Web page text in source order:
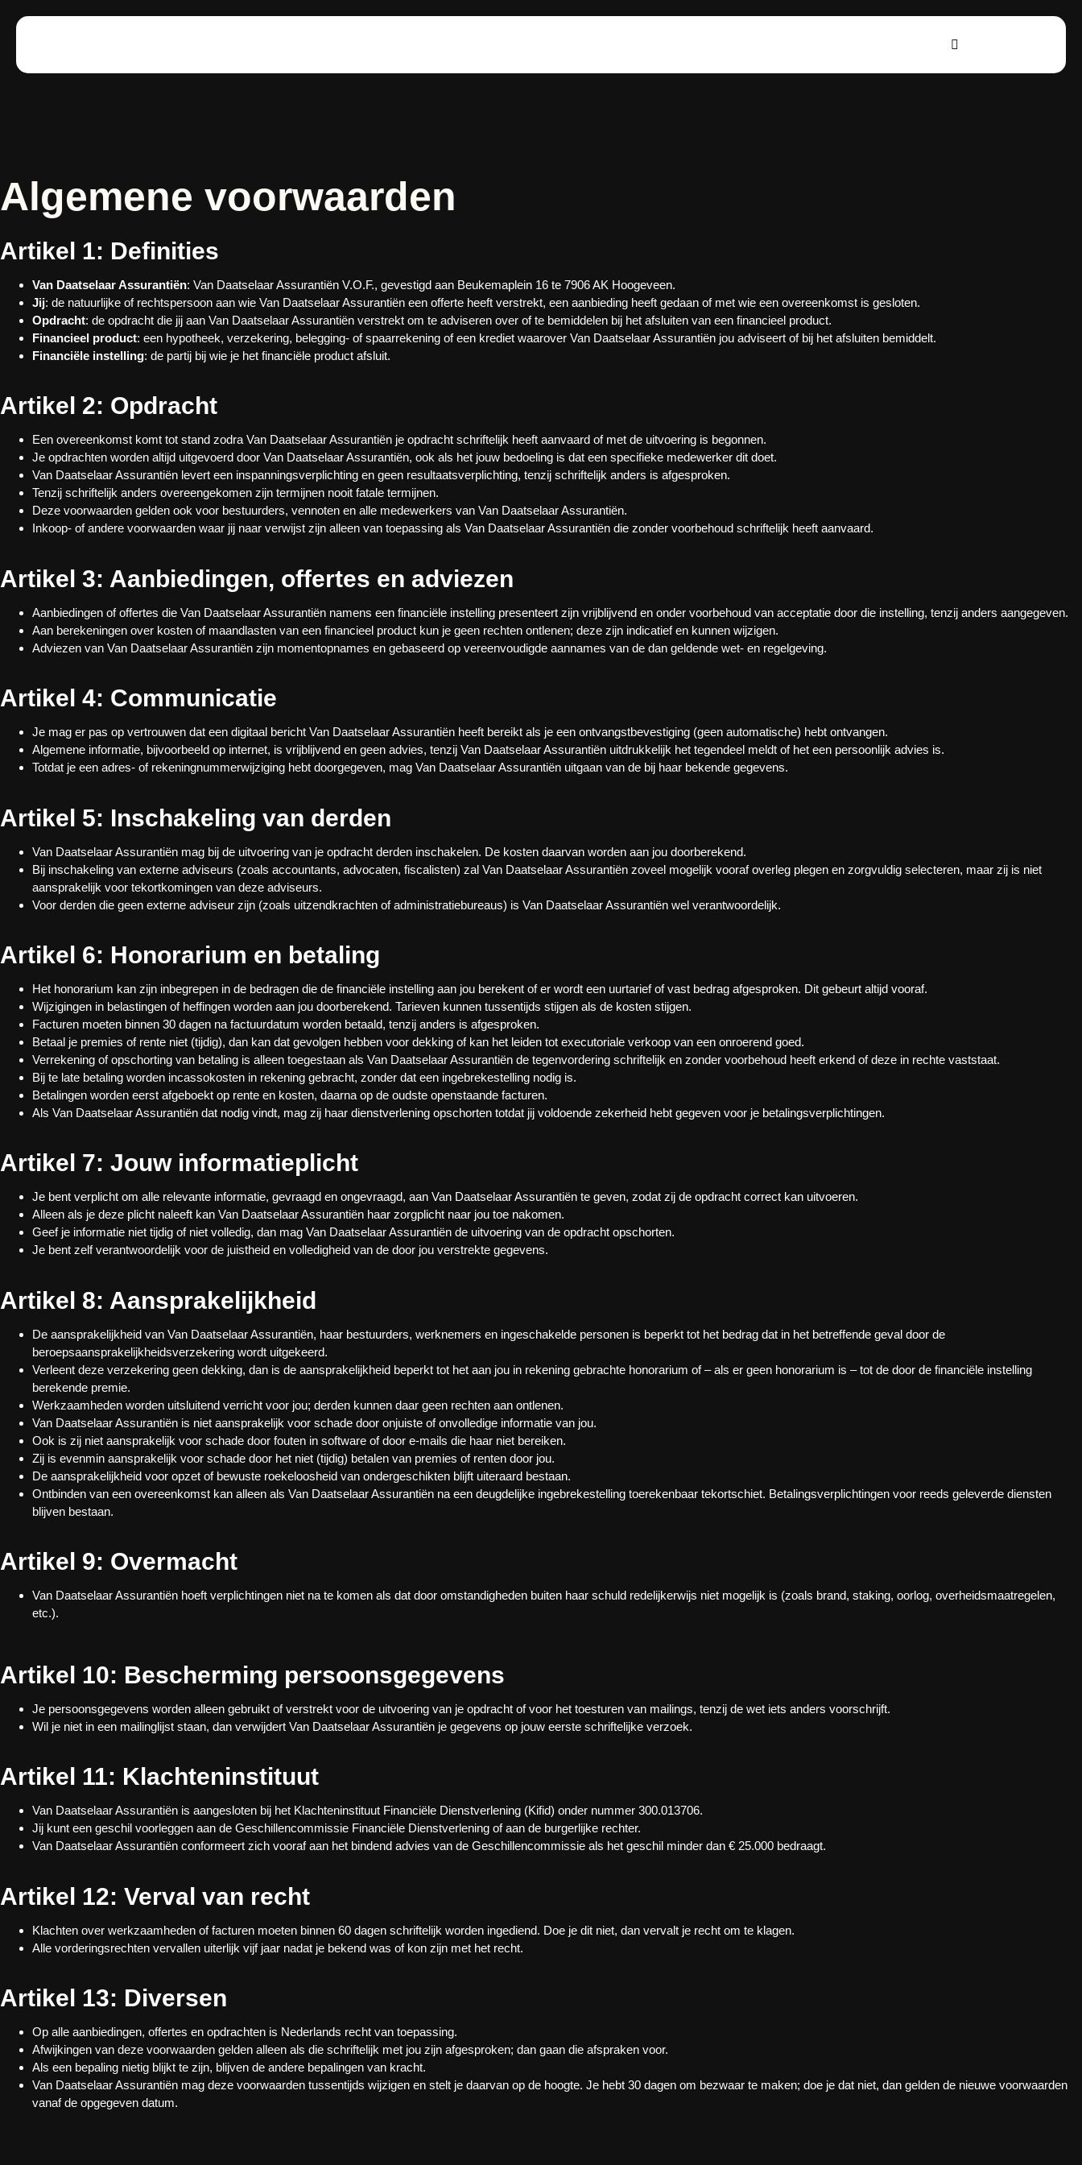
Algemene voorwaarden
Artikel 1: Definities
Van Daatselaar Assurantiën: Van Daatselaar Assurantiën V.O.F., gevestigd aan Beukemaplein 16 te 7906 AK Hoogeveen.
Jij: de natuurlijke of rechtspersoon aan wie Van Daatselaar Assurantiën een offerte heeft verstrekt, een aanbieding heeft gedaan of met wie een overeenkomst is gesloten.
Opdracht: de opdracht die jij aan Van Daatselaar Assurantiën verstrekt om te adviseren over of te bemiddelen bij het afsluiten van een financieel product.
Financieel product: een hypotheek, verzekering, belegging- of spaarrekening of een krediet waarover Van Daatselaar Assurantiën jou adviseert of bij het afsluiten bemiddelt.
Financiële instelling: de partij bij wie je het financiële product afsluit.
Artikel 2: Opdracht
Een overeenkomst komt tot stand zodra Van Daatselaar Assurantiën je opdracht schriftelijk heeft aanvaard of met de uitvoering is begonnen.
Je opdrachten worden altijd uitgevoerd door Van Daatselaar Assurantiën, ook als het jouw bedoeling is dat een specifieke medewerker dit doet.
Van Daatselaar Assurantiën levert een inspanningsverplichting en geen resultaatsverplichting, tenzij schriftelijk anders is afgesproken.
Tenzij schriftelijk anders overeengekomen zijn termijnen nooit fatale termijnen.
Deze voorwaarden gelden ook voor bestuurders, vennoten en alle medewerkers van Van Daatselaar Assurantiën.
Inkoop- of andere voorwaarden waar jij naar verwijst zijn alleen van toepassing als Van Daatselaar Assurantiën die zonder voorbehoud schriftelijk heeft aanvaard.
Artikel 3: Aanbiedingen, offertes en adviezen
Aanbiedingen of offertes die Van Daatselaar Assurantiën namens een financiële instelling presenteert zijn vrijblijvend en onder voorbehoud van acceptatie door die instelling, tenzij anders aangegeven.
Aan berekeningen over kosten of maandlasten van een financieel product kun je geen rechten ontlenen; deze zijn indicatief en kunnen wijzigen.
Adviezen van Van Daatselaar Assurantiën zijn momentopnames en gebaseerd op vereenvoudigde aannames van de dan geldende wet- en regelgeving.
Artikel 4: Communicatie
Je mag er pas op vertrouwen dat een digitaal bericht Van Daatselaar Assurantiën heeft bereikt als je een ontvangstbevestiging (geen automatische) hebt ontvangen.
Algemene informatie, bijvoorbeeld op internet, is vrijblijvend en geen advies, tenzij Van Daatselaar Assurantiën uitdrukkelijk het tegendeel meldt of het een persoonlijk advies is.
Totdat je een adres- of rekeningnummerwijziging hebt doorgegeven, mag Van Daatselaar Assurantiën uitgaan van de bij haar bekende gegevens.
Artikel 5: Inschakeling van derden
Van Daatselaar Assurantiën mag bij de uitvoering van je opdracht derden inschakelen. De kosten daarvan worden aan jou doorberekend.
Bij inschakeling van externe adviseurs (zoals accountants, advocaten, fiscalisten) zal Van Daatselaar Assurantiën zoveel mogelijk vooraf overleg plegen en zorgvuldig selecteren, maar zij is niet
aansprakelijk voor tekortkomingen van deze adviseurs.
Voor derden die geen externe adviseur zijn (zoals uitzendkrachten of administratiebureaus) is Van Daatselaar Assurantiën wel verantwoordelijk.
Artikel 6: Honorarium en betaling
Het honorarium kan zijn inbegrepen in de bedragen die de financiële instelling aan jou berekent of er wordt een uurtarief of vast bedrag afgesproken. Dit gebeurt altijd vooraf.
Wijzigingen in belastingen of heffingen worden aan jou doorberekend. Tarieven kunnen tussentijds stijgen als de kosten stijgen.
Facturen moeten binnen 30 dagen na factuurdatum worden betaald, tenzij anders is afgesproken.
Betaal je premies of rente niet (tijdig), dan kan dat gevolgen hebben voor dekking of kan het leiden tot executoriale verkoop van een onroerend goed.
Verrekening of opschorting van betaling is alleen toegestaan als Van Daatselaar Assurantiën de tegenvordering schriftelijk en zonder voorbehoud heeft erkend of deze in rechte vaststaat.
Bij te late betaling worden incassokosten in rekening gebracht, zonder dat een ingebrekestelling nodig is.
Betalingen worden eerst afgeboekt op rente en kosten, daarna op de oudste openstaande facturen.
Als Van Daatselaar Assurantiën dat nodig vindt, mag zij haar dienstverlening opschorten totdat jij voldoende zekerheid hebt gegeven voor je betalingsverplichtingen.
Artikel 7: Jouw informatieplicht
Je bent verplicht om alle relevante informatie, gevraagd en ongevraagd, aan Van Daatselaar Assurantiën te geven, zodat zij de opdracht correct kan uitvoeren.
Alleen als je deze plicht naleeft kan Van Daatselaar Assurantiën haar zorgplicht naar jou toe nakomen.
Geef je informatie niet tijdig of niet volledig, dan mag Van Daatselaar Assurantiën de uitvoering van de opdracht opschorten.
Je bent zelf verantwoordelijk voor de juistheid en volledigheid van de door jou verstrekte gegevens.
Artikel 8: Aansprakelijkheid
De aansprakelijkheid van Van Daatselaar Assurantiën, haar bestuurders, werknemers en ingeschakelde personen is beperkt tot het bedrag dat in het betreffende geval door de
beroepsaansprakelijkheidsverzekering wordt uitgekeerd.
Verleent deze verzekering geen dekking, dan is de aansprakelijkheid beperkt tot het aan jou in rekening gebrachte honorarium of – als er geen honorarium is – tot de door de financiële instelling
berekende premie.
Werkzaamheden worden uitsluitend verricht voor jou; derden kunnen daar geen rechten aan ontlenen.
Van Daatselaar Assurantiën is niet aansprakelijk voor schade door onjuiste of onvolledige informatie van jou.
Ook is zij niet aansprakelijk voor schade door fouten in software of door e-mails die haar niet bereiken.
Zij is evenmin aansprakelijk voor schade door het niet (tijdig) betalen van premies of renten door jou.
De aansprakelijkheid voor opzet of bewuste roekeloosheid van ondergeschikten blijft uiteraard bestaan.
Ontbinden van een overeenkomst kan alleen als Van Daatselaar Assurantiën na een deugdelijke ingebrekestelling toerekenbaar tekortschiet. Betalingsverplichtingen voor reeds geleverde diensten
blijven bestaan.
Artikel 9: Overmacht
Van Daatselaar Assurantiën hoeft verplichtingen niet na te komen als dat door omstandigheden buiten haar schuld redelijkerwijs niet mogelijk is (zoals brand, staking, oorlog, overheidsmaatregelen,
etc.).
Artikel 10: Bescherming persoonsgegevens
Je persoonsgegevens worden alleen gebruikt of verstrekt voor de uitvoering van je opdracht of voor het toesturen van mailings, tenzij de wet iets anders voorschrijft.
Wil je niet in een mailinglijst staan, dan verwijdert Van Daatselaar Assurantiën je gegevens op jouw eerste schriftelijke verzoek.
Artikel 11: Klachteninstituut
Van Daatselaar Assurantiën is aangesloten bij het Klachteninstituut Financiële Dienstverlening (Kifid) onder nummer 300.013706.
Jij kunt een geschil voorleggen aan de Geschillencommissie Financiële Dienstverlening of aan de burgerlijke rechter.
Van Daatselaar Assurantiën conformeert zich vooraf aan het bindend advies van de Geschillencommissie als het geschil minder dan € 25.000 bedraagt.
Artikel 12: Verval van recht
Klachten over werkzaamheden of facturen moeten binnen 60 dagen schriftelijk worden ingediend. Doe je dit niet, dan vervalt je recht om te klagen.
Alle vorderingsrechten vervallen uiterlijk vijf jaar nadat je bekend was of kon zijn met het recht.
Artikel 13: Diversen
Op alle aanbiedingen, offertes en opdrachten is Nederlands recht van toepassing.
Afwijkingen van deze voorwaarden gelden alleen als die schriftelijk met jou zijn afgesproken; dan gaan die afspraken voor.
Als een bepaling nietig blijkt te zijn, blijven de andere bepalingen van kracht.
Van Daatselaar Assurantiën mag deze voorwaarden tussentijds wijzigen en stelt je daarvan op de hoogte. Je hebt 30 dagen om bezwaar te maken; doe je dat niet, dan gelden de nieuwe voorwaarden
vanaf de opgegeven datum.